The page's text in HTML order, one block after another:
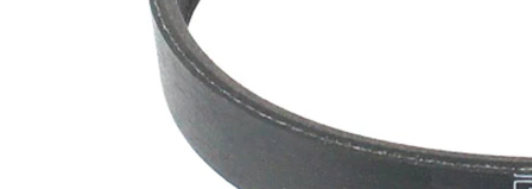
SVHC
Kayış
malzemesi
EPDM
(Etilen
Propilen